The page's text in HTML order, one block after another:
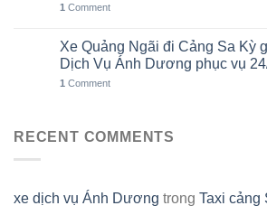
1 Comment
Xe Quảng Ngãi đi Cảng Sa Kỳ
Dịch Vụ Ánh Dương phục vụ
1 Comment
RECENT COMMENTS
xe dịch vụ Ánh Dương trong Taxi cảng